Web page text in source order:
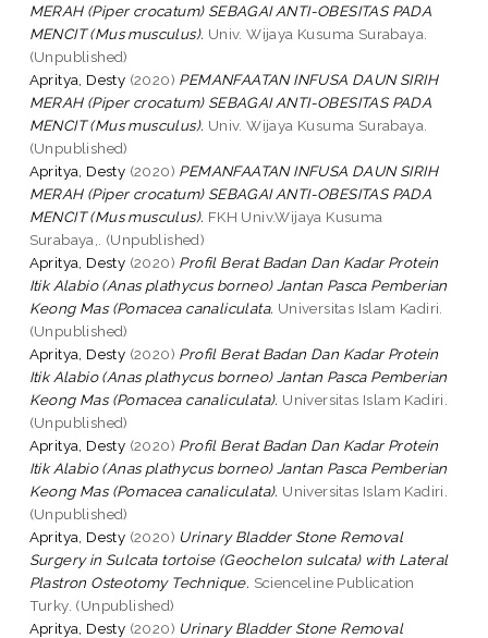
MERAH (Piper crocatum) SEBAGAI ANTI-OBESITAS PADA
MENCIT (Mus musculus). Univ. Wijaya Kusuma Surabaya.
(Unpublished)
Apritya, Desty (2020) PEMANFAATAN INFUSA DAUN SIRIH
MERAH (Piper crocatum) SEBAGAI ANTI-OBESITAS PADA
MENCIT (Mus musculus). Univ. Wijaya Kusuma Surabaya.
(Unpublished)
Apritya, Desty (2020) PEMANFAATAN INFUSA DAUN SIRIH
MERAH (Piper crocatum) SEBAGAI ANTI-OBESITAS PADA
MENCIT (Mus musculus). FKH Univ.Wijaya Kusuma
Surabaya,. (Unpublished)
Apritya, Desty (2020) Profil Berat Badan Dan Kadar Protein
Itik Alabio (Anas plathycus borneo) Jantan Pasca Pemberian
Keong Mas (Pomacea canaliculata. Universitas Islam Kadiri.
(Unpublished)
Apritya, Desty (2020) Profil Berat Badan Dan Kadar Protein
Itik Alabio (Anas plathycus borneo) Jantan Pasca Pemberian
Keong Mas (Pomacea canaliculata). Universitas Islam Kadiri.
(Unpublished)
Apritya, Desty (2020) Profil Berat Badan Dan Kadar Protein
Itik Alabio (Anas plathycus borneo) Jantan Pasca Pemberian
Keong Mas (Pomacea canaliculata). Universitas Islam Kadiri.
(Unpublished)
Apritya, Desty (2020) Urinary Bladder Stone Removal
Surgery in Sulcata tortoise (Geochelon sulcata) with Lateral
Plastron Osteotomy Technique. Scienceline Publication
Turky. (Unpublished)
Apritya, Desty (2020) Urinary Bladder Stone Removal